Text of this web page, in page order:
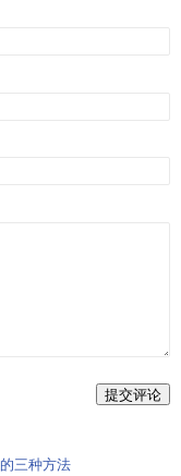
提交评论
三种方法